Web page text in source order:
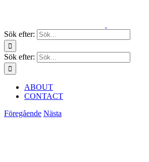
Sök efter:
Sök efter:
ABOUT
CONTACT
Föregående Nästa